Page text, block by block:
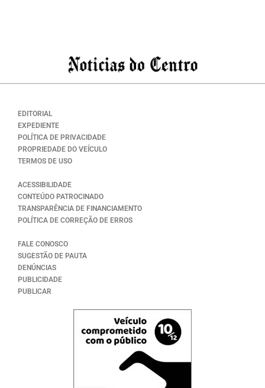
EDITORIAL
EXPEDIENTE
POLÍTICA DE PRIVACIDADE
PROPRIEDADE DO VEÍCULO
TERMOS DE USO
ACESSIBILIDADE
CONTEÚDO PATROCINADO
TRANSPARÊNCIA DE FINANCIAMENTO
POLÍTICA DE CORREÇÃO DE ERROS
FALE CONOSCO
SUGESTÃO DE PAUTA
DENÚNCIAS
PUBLICIDADE
PUBLICAR